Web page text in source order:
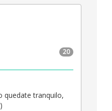
20
quedate tranquilo,